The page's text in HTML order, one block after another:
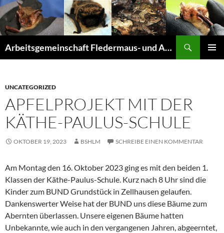
Arbeitsgemeinschaft Fledermaus- und Amphibienschutz Seligenstadt und Mainhausen
UNCATEGORIZED
APFELPROJEKT MIT DER
KÄTHE-PAULUS-SCHULE
OKTOBER 19, 2023 BSHLM SCHREIBE EINEN KOMMENTAR
Am Montag den 16. Oktober 2023 ging es mit den beiden 1.
Klassen der Käthe-Paulus-Schule. Kurz nach 8 Uhr sind die
Kinder zum BUND Grundstück in Zellhausen gelaufen.
Dankenswerter Weise hat der BUND uns diese Bäume zum
Abernten überlassen. Unsere eigenen Bäume hatten
Unbekannte, wie auch in den vergangenen Jahren, abgeerntet,